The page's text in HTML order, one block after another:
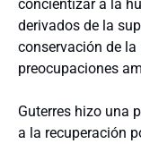
concientizar a la
derivados de la
conservación de
preocupaciones
Guterres hizo una
a la recuperación